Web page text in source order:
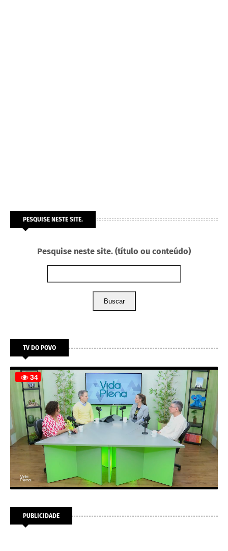
PESQUISE NESTE SITE.
Pesquise neste site. (título ou conteúdo)
Buscar
TV DO POVO
PUBLICIDADE